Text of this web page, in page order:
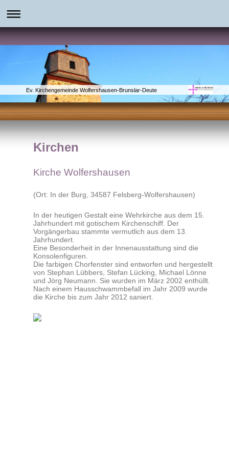
Ev. Kirchengemeinde Wolfershausen-Brunslar-Deute
Kirchen
Kirche Wolfershausen
(Ort: In der Burg, 34587 Felsberg-Wolfershausen)
In der heutigen Gestalt eine Wehrkirche aus dem 15.
Jahrhundert mit gotischem Kirchenschiff. Der
Vorgängerbau stammte vermutlich aus dem 13.
Jahrhundert.
Eine Besonderheit in der Innenausstattung sind die
Konsolenfiguren.
Die farbigen Chorfenster sind entworfen und hergestellt
von Stephan Lübbers, Stefan Lücking, Michael Lönne
und Jörg Neumann. Sie wurden im März 2002 enthüllt.
Nach einem Hausschwammbefall im Jahr 2009 wurde
die Kirche bis zum Jahr 2012 saniert.